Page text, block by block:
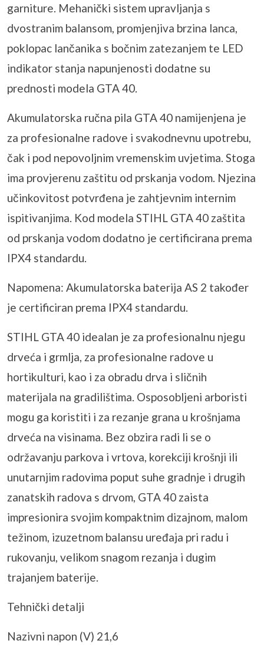
garniture. Mehanički sistem upravljanja s
dvostranim balansom, promjenjiva brzina lanca,
poklopac lančanika s bočnim zatezanjem te LED
indikator stanja napunjenosti dodatne su
prednosti modela GTA 40.
Akumulatorska ručna pila GTA 40 namijenjena je
za profesionalne radove i svakodnevnu upotrebu,
čak i pod nepovoljnim vremenskim uvjetima. Stoga
ima provjerenu zaštitu od prskanja vodom. Njezina
učinkovitost potvrđena je zahtjevnim internim
ispitivanjima. Kod modela STIHL GTA 40 zaštita
od prskanja vodom dodatno je certificirana prema
IPX4 standardu.
Napomena: Akumulatorska baterija AS 2 također
je certificiran prema IPX4 standardu.
STIHL GTA 40 idealan je za profesionalnu njegu
drveća i grmlja, za profesionalne radove u
hortikulturi, kao i za obradu drva i sličnih
materijala na gradilištima. Osposobljeni arboristi
mogu ga koristiti i za rezanje grana u krošnjama
drveća na visinama. Bez obzira radi li se o
održavanju parkova i vrtova, korekciji krošnji ili
unutarnjim radovima poput suhe gradnje i drugih
zanatskih radova s drvom, GTA 40 zaista
impresionira svojim kompaktnim dizajnom, malom
težinom, izuzetnom balansu uređaja pri radu i
rukovanju, velikom snagom rezanja i dugim
trajanjem baterije.
Tehnički detalji
Nazivni napon (V) 21,6